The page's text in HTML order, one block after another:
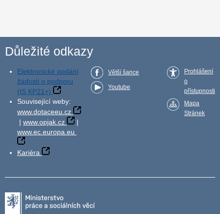
Důležité odkazy
Elektronické podání
žádosti o podporu
(IS KP21+)
Související weby:
www.dotaceeu.cz
| www.opjak.cz
|
www.ec.europa.eu
Kariéra
Větší šance
Youtube
Prohlášení
o
přístupnosti
Mapa
Stránek